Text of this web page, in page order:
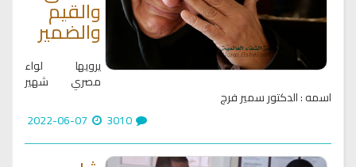
والقيم
والضمير
يرويها لواء
مصري شهير
اسمه : الدكتور سمير فرج